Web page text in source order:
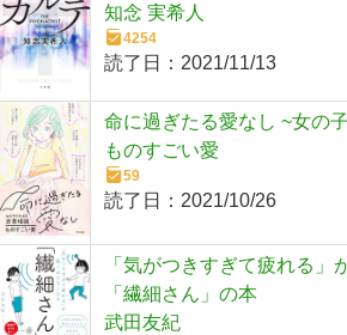
知念 実希人
4254
読了日： 2021/11/13
命に過ぎたる愛なし ~女の
ものすごい愛
59
読了日： 2021/10/26
「気がつきすぎて疲れる」
「繊細さん」の本
武田友紀